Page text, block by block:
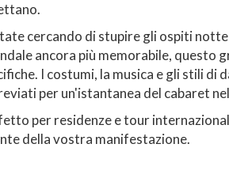
cercando di stupire gli ospiti
ancora più memorabile, questo
I costumi, la musica e gli stili
per un'istantanea del cabaret
per residenze e tour
della vostra manifestazione.